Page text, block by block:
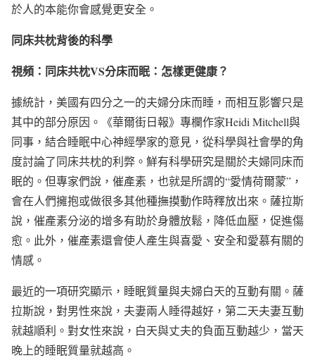
於人的本能你會感覺更安全。
同床共枕背後的科學
視頻：同床共枕VS分床而眠：怎樣更健康？
據統計，美國有四分之一的夫婦分床而睡，而相互影響只是
其中的部分原因。《華爾街日報》專欄作家Heidi Mitchell與
同事，結合睡眠中心神經學家的意見，從科學與社會學的角
度討論了同床共枕的利弊。鮮有科學研究是關於夫婦同床而
眠的。但專家們說，催產素，也就是所謂的“愛情荷爾蒙”，
會在人們擁抱或做很多其他種撫摸動作時釋放出來。薩拉斯
說，催產素分泌的增多有助於身體放鬆，降低血壓，促進傷
愈。此外，催產素還會使人產生與喜愛、安全和愛慕有關的
情感。
最近的一項研究顯示，睡眠質量與夫婦白天的互動有關。薩
拉斯說，對男性來說，夫妻兩人睡得越好，第二天夫妻互動
就越順利。對女性來說，白天與丈夫的負面互動越少，當天
晚上的睡眠質量就越高。